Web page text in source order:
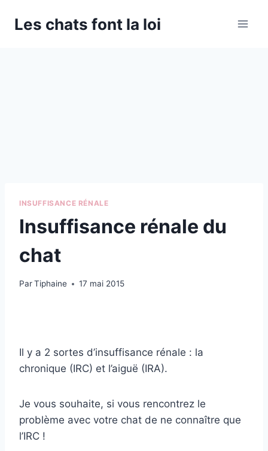
Les chats font la loi
INSUFFISANCE RÉNALE
Insuffisance rénale du
chat
ParTiphaine 17 mai 2015
Il y a 2 sortes d’insuffisance rénale : la
chronique (IRC) et l’aiguë (IRA).
Je vous souhaite, si vous rencontrez le
problème avec votre chat de ne connaître que
l’IRC !